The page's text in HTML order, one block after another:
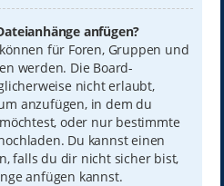
anfügen?
für Foren, Gruppen und
werden. Die Board-
nicht erlaubt,
anzufügen, in dem du
oder nur bestimmte
Du kannst einen
falls du dir nicht sicher bist,
anfügen kannst.